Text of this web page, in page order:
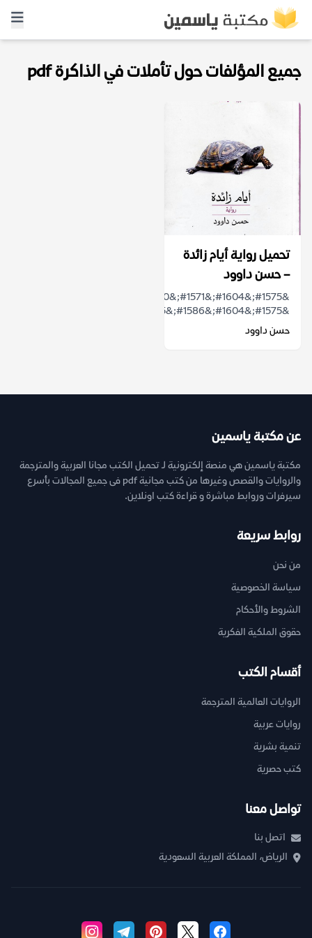
جميع المؤلفات حول تأملات في الذاكرة pdf
تحميل رواية أيام زائدة
– حسن داوود
&#1575;&#1604;&#1586;&#1575;&#1574;&#...
حسن داوود
عن مكتبة ياسمين
مكتبة ياسمين هي منصة إلكترونية لـ تحميل الكتب مجانا العربية والمترجمة
والروايات والقصص وغيرها من كتب مجانية pdf فى جميع المجالات بأسرع
سيرفرات وروابط مباشرة و قراءة كتب اونلاين.
روابط سريعة
من نحن
سياسة الخصوصية
الشروط والأحكام
حقوق الملكية الفكرية
أقسام الكتب
الروايات العالمية المترجمة
روايات عربية
تنمية بشرية
كتب حصرية
تواصل معنا
اتصل بنا
الرياض، المملكة العربية السعودية